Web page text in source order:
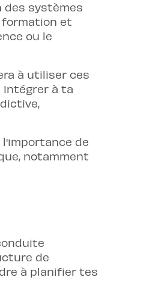
des systèmes
formation et
ou le
à utiliser ces
intégrer à ta
de
notamment
de
à planifier tes